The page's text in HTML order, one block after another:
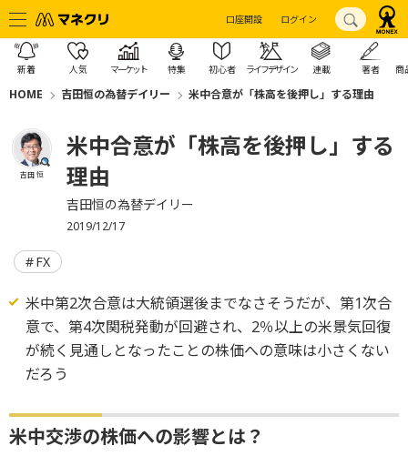
口座開設 ログイン
新着 人気 マーケット 特集 初心者 ライフデザイン 連載 著者 商
HOME 吉田恒の為替デイリー 米中合意が「株高を後押し」する理由
吉田 恒
米中合意が「株高を後押し」する
理由
吉田恒の為替デイリー
2019/12/17
FX
米中第2次合意は大統領選後までなさそうだが、第1次合
意で、第4次関税発動が回避され、2％以上の米景気回復
が続く見通しとなったことの株価への意味は小さくない
だろう
米中交渉の株価への影響とは？